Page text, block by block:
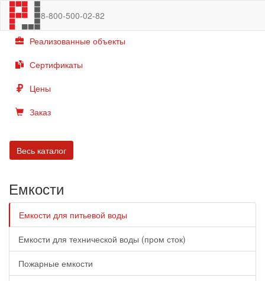
8-800-500-02-82
Каталог
Реализованные объекты
Сертификаты
Цены
Заказ
Весь каталог
Емкости
Емкости для питьевой воды
Емкости для технической воды (пром сток)
Пожарные емкости